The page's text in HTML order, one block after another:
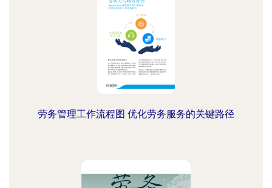
劳务管理工作流程图 优化劳务服务的关键路径